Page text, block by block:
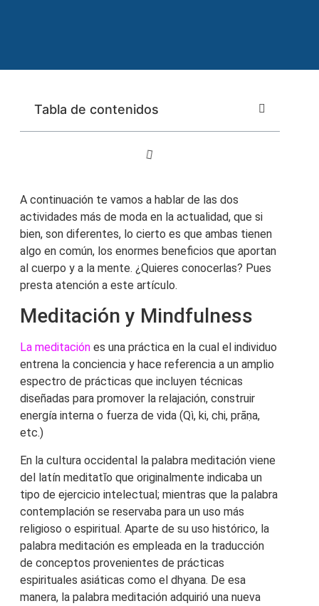
Tabla de contenidos
A continuación te vamos a hablar de las dos
actividades más de moda en la actualidad, que si
bien, son diferentes, lo cierto es que ambas tienen
algo en común, los enormes beneficios que aportan
al cuerpo y a la mente. ¿Quieres conocerlas? Pues
presta atención a este artículo.
Meditación y Mindfulness
La meditaciónes una práctica en la cual el individuo
entrena la conciencia y hace referencia a un amplio
espectro de prácticas que incluyen técnicas
diseñadas para promover la relajación, construir
energía interna o fuerza de vida (Qì, ki, chi, prāṇa,
etc.)
En la cultura occidental la palabra meditación viene
del latín meditatĭo que originalmente indicaba un
tipo de ejercicio intelectual; mientras que la palabra
contemplación se reservaba para un uso más
religioso o espiritual. Aparte de su uso histórico, la
palabra meditación es empleada en la traducción
de conceptos provenientes de prácticas
espirituales asiáticas como el dhyana. De esa
manera, la palabra meditación adquirió una nueva